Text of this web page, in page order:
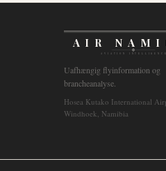
AIR
AVIATION INTELLIGENCE
Uafhængig flyinformation og
brancheanalyse.
Hosea Kutako International
Windhoek, Namibia